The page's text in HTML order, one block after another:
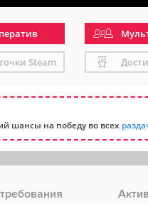
Steam
шансы на победу во всех